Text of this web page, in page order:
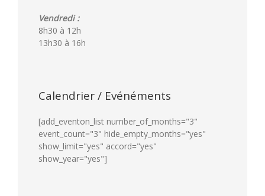
Vendredi :
8h30 à 12h
13h30 à 16h
Calendrier / Evénéments
[add_eventon_list number_of_months="3"
event_count="3" hide_empty_months="yes"
show_limit="yes" accord="yes"
show_year="yes"]